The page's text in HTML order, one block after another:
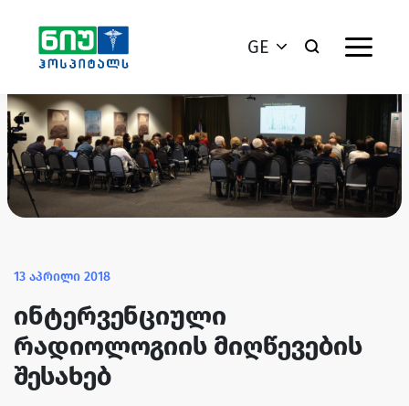
GE
13 აპრილი 2018
ინტერვენციული
რადიოლოგიის მიღწევების
შესახებ